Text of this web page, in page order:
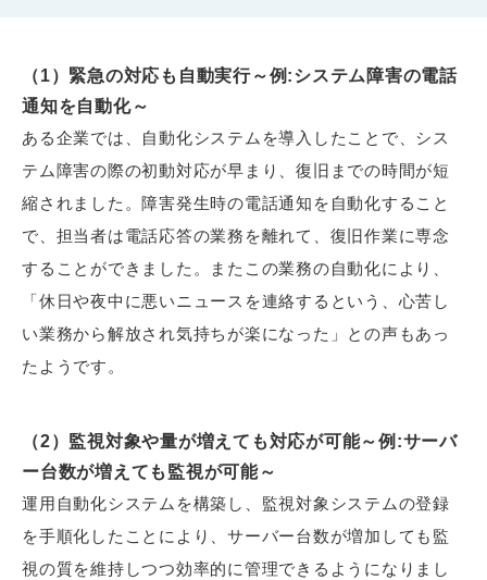
（1）緊急の対応も自動実行～例:システム障害の電話
通知を自動化～
ある企業では、自動化システムを導入したことで、シス
テム障害の際の初動対応が早まり、復旧までの時間が短
縮されました。障害発生時の電話通知を自動化すること
で、担当者は電話応答の業務を離れて、復旧作業に専念
することができました。またこの業務の自動化により、
「休日や夜中に悪いニュースを連絡するという、心苦し
い業務から解放され気持ちが楽になった」との声もあっ
たようです。
（2）監視対象や量が増えても対応が可能～例:サーバ
ー台数が増えても監視が可能～
運用自動化システムを構築し、監視対象システムの登録
を手順化したことにより、サーバー台数が増加しても監
視の質を維持しつつ効率的に管理できるようになりまし